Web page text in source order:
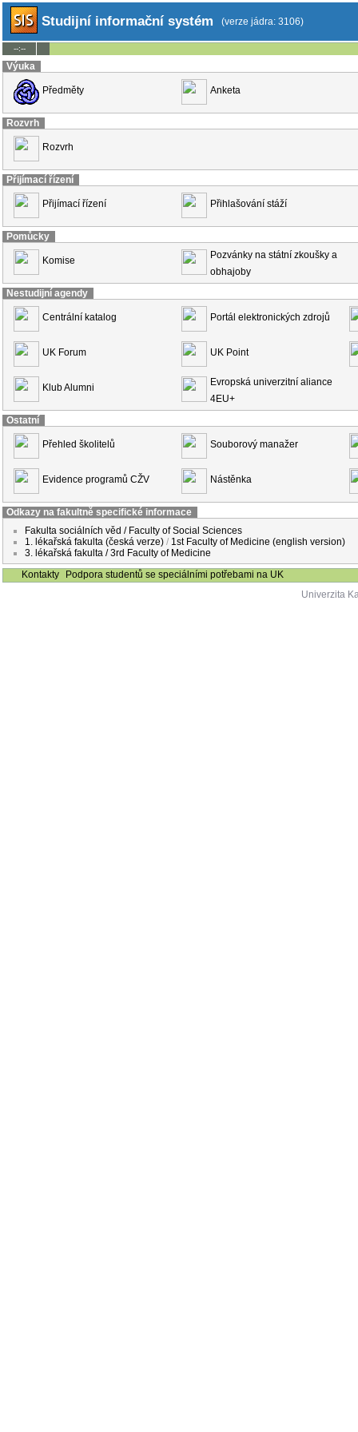
Studijní informační systém (verze jádra: 3106)
--:--
Výuka
Předměty Anketa
Rozvrh
Rozvrh
Přijímací řízení
Přijímací řízení Přihlašování stáží
Pomůcky
Komise
Pozvánky na státní zkoušky a
obhajoby
Nestudijní agendy
Centrální katalog Portál elektronických zdrojů
UK Forum UK Point
Klub Alumni
Evropská univerzitní aliance
4EU+
Ostatní
Přehled školitelů Souborový manažer
Evidence programů CŽV Nástěnka
Odkazy na fakultně specifické informace
Fakulta sociálních věd / Faculty of Social Sciences
1. lékařská fakulta (česká verze) / 1st Faculty of Medicine (english version)
3. lékařská fakulta / 3rd Faculty of Medicine
Kontakty
Podpora studentů se speciálními potřebami na UK
Univerzita